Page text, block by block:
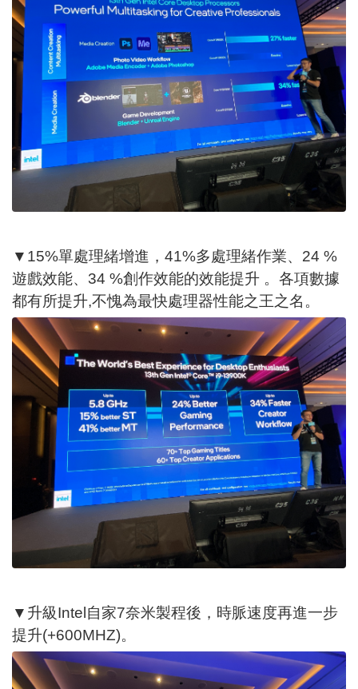
▼15%單處理緒增進，41%多處理緒作業、24 %
遊戲效能、34 %創作效能的效能提升 。各項數據
都有所提升,不愧為最快處理器性能之王之名。
▼升級Intel自家7奈米製程後，時脈速度再進一步
提升(+600MHZ)。